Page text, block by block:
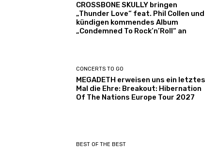
CROSSBONE SKULLY bringen
„Thunder Love“ feat. Phil Collen und
kündigen kommendes Album
„Condemned To Rock’n’Roll“ an
CONCERTS TO GO
MEGADETH erweisen uns ein letztes
Mal die Ehre: Breakout: Hibernation
Of The Nations Europe Tour 2027
BEST OF THE BEST